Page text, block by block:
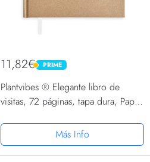
11,82€ PRIME
PRIME
Plantvibes ® Elegante libro de
visitas, 72 páginas, tapa dura, Papel
para bodas, bautizos o cumpleaños,
libro de bodas,...
Más Info